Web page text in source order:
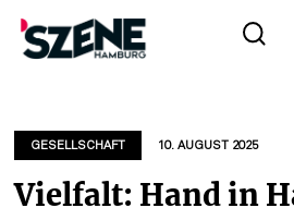
springenGESELLSCHAFT 10. AUGUST 2025
Vielfalt: Hand in